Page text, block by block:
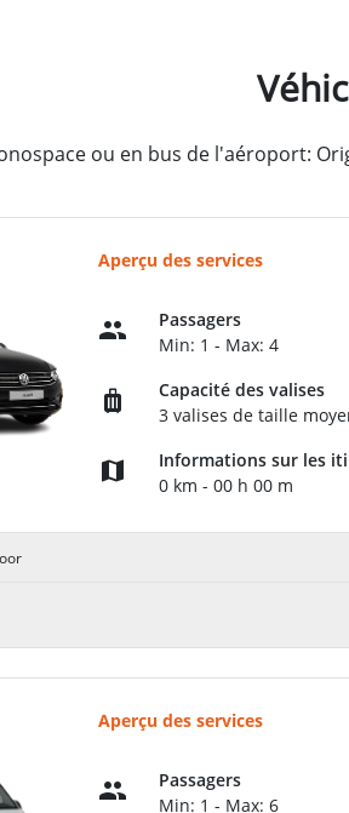
ou en bus de l'aéroport:
Aperçu des services
Passagers
Min: 1 - Max: 4
Capacité des valises
3 valises de taille
Informations sur les
0 km - 00 h 00 m
Aperçu des services
Passagers
Min: 1 - Max: 6